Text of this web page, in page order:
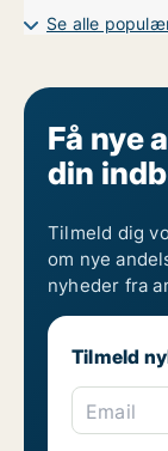
Se alle
Få nye
din
Tilmeld dig
om nye
nyheder fra
Tilmeld
Email